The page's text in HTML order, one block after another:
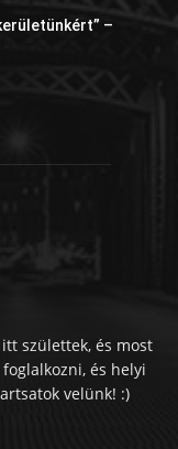
–
születtek, és most
és helyi
velünk! :)